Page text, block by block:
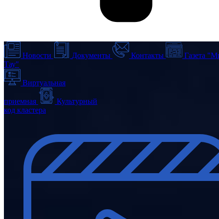
Новости Документы Контакты
Газета
Тау"
Виртуальная
приемная
Культурный
код кластера